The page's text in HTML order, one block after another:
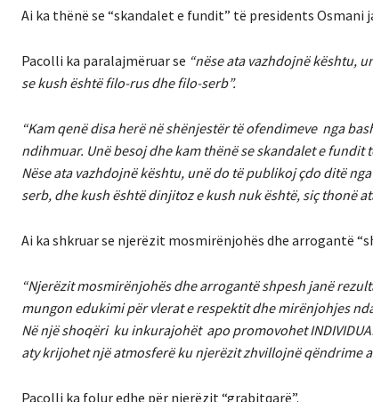
Ai ka thënë se “skandalet e fundit” të presidents
Pacolli ka paralajmëruar se “nëse ata vazhdojnë kështu,
se kush është filo-rus dhe filo-serb”.
“Kam qenë disa herë në shënjestër të ofendimeve nga
ndihmuar. Unë besoj dhe kam thënë se skandalet e
Nëse ata vazhdojnë kështu, unë do të publikoj çdo ditë
serb, dhe kush është dinjitoz e kush nuk është, siç thonë
Ai ka shkruar se njerëzit mosmirënjohës dhe arrogantë
“Njerëzit mosmirënjohës dhe arrogantë shpesh janë
mungon edukimi për vlerat e respektit dhe mirënjohjes
Në një shoqëri ku inkurajohët apo promovohet
aty krijohet një atmosferë ku njerëzit zhvillojnë qëndrime
Pacolli ka folur edhe për njerëzit “grabitqarë”.